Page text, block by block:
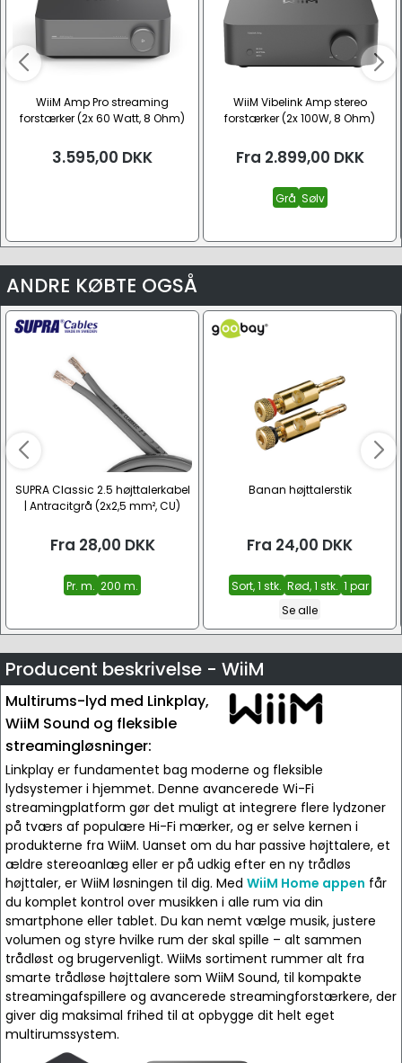
WiiM Amp Pro streaming
forstærker (2x 60 Watt, 8 Ohm)
3.595,00 DKK
WiiM Vibelink Amp stereo
forstærker (2x 100W, 8 Ohm)
Fra 2.899,00 DKK
Grå Sølv
ANDRE KØBTE OGSÅ
SUPRA Classic 2.5 højttalerkabel
| Antracitgrå (2x2,5 mm², CU)
Fra 28,00 DKK
Pr. m. 200 m.
Banan højttalerstik
Fra 24,00 DKK
Sort, 1 stk. Rød, 1 stk. 1 par
Se alle
Producent beskrivelse - WiiM
Multirums-lyd med Linkplay,
WiiM Sound og fleksible
streamingløsninger:
Linkplay er fundamentet bag moderne og fleksible
lydsystemer i hjemmet. Denne avancerede Wi-Fi
streamingplatform gør det muligt at integrere flere lydzoner
på tværs af populære Hi-Fi mærker, og er selve kernen i
produkterne fra WiiM. Uanset om du har passive højttalere, et
ældre stereoanlæg eller er på udkig efter en ny trådløs
højttaler, er WiiM løsningen til dig. Med WiiM Home appen får
du komplet kontrol over musikken i alle rum via din
smartphone eller tablet. Du kan nemt vælge musik, justere
volumen og styre hvilke rum der skal spille – alt sammen
trådløst og brugervenligt. WiiMs sortiment rummer alt fra
smarte trådløse højttalere som WiiM Sound, til kompakte
streamingafspillere og avancerede streamingforstærkere, der
giver dig maksimal frihed til at opbygge dit helt eget
multirumssystem.